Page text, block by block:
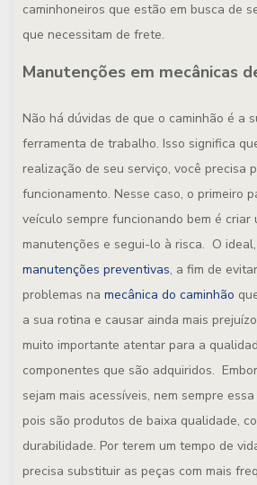
caminhoneiros que estão em busca de
que necessitam de frete.
Manutenções em mecânicas
Não há dúvidas de que o caminhão é a
ferramenta de trabalho. Isso significa
realização de seu serviço, você precisa
funcionamento. Nesse caso, o primeiro
veículo sempre funcionando bem é criar
manutenções e segui-lo à risca. O
manutenções preventivas, a fim de
problemas na mecânica do caminhão
a sua rotina e causar ainda mais
muito importante atentar para a
componentes que são adquiridos.
sejam mais acessíveis, nem sempre
pois são produtos de baixa qualidade,
durabilidade. Por terem um tempo de
precisa substituir as peças com mais